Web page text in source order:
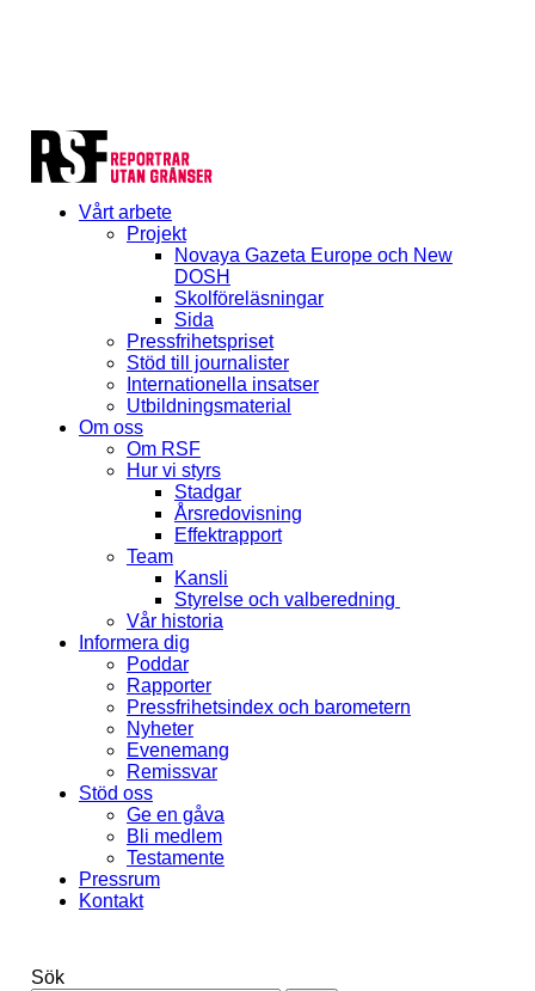
Vårt arbete
Projekt
Novaya Gazeta Europe och New
DOSH
Skolföreläsningar
Sida
Pressfrihetspriset
Stöd till journalister
Internationella insatser
Utbildningsmaterial
Om oss
Om RSF
Hur vi styrs
Stadgar
Årsredovisning
Effektrapport
Team
Kansli
Styrelse och valberedning
Vår historia
Informera dig
Poddar
Rapporter
Pressfrihetsindex och barometern
Nyheter
Evenemang
Remissvar
Stöd oss
Ge en gåva
Bli medlem
Testamente
Pressrum
Kontakt
Sök